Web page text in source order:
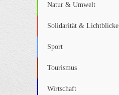
Natur & Umwelt
Solidarität & Lichtblicke
Sport
Tourismus
Wirtschaft